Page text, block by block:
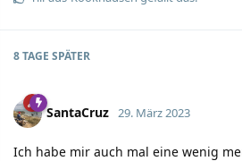
8 TAGE SPÄTER
SantaCruz 29. März 2023
Ich habe mir auch mal eine wenig